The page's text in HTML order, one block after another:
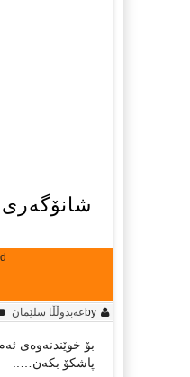
byعه‌بدوڵڵا سلێمان
بۆ خوێندنه‌وه‌ی
پاشکۆ بکه‌ن…..